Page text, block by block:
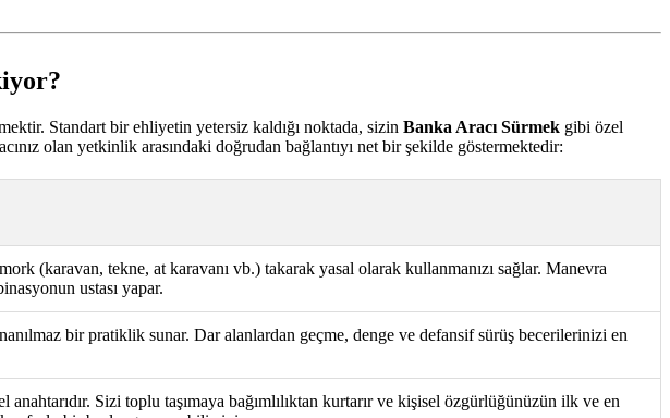
Standart bir ehliyetin yetersiz kaldığı noktada, sizin Banka Aracı Sürmek gibi özel
olan yetkinlik arasındaki doğrudan bağlantıyı net bir şekilde göstermektedir:
(karavan, tekne, at karavanı vb.) takarak yasal olarak kullanmanızı sağlar. Manevra
ustası yapar.
bir pratiklik sunar. Dar alanlardan geçme, denge ve defansif sürüş becerilerinizi en
Sizi toplu taşımaya bağımlılıktan kurtarır ve kişisel özgürlüğünüzün ilk ve en